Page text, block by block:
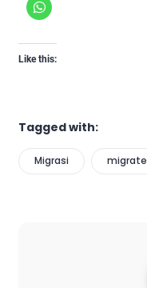
Like this:
Tagged with:
Migrasi migrate